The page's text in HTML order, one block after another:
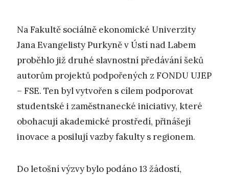
Na Fakultě sociálně ekonomické Univerzity
Jana Evangelisty Purkyně v Ústí nad Labem
proběhlo již druhé slavnostní předávání šeků
autorům projektů podpořených z FONDU UJEP
– FSE. Ten byl vytvořen s cílem podporovat
studentské i zaměstnanecké iniciativy, které
obohacují akademické prostředí, přinášejí
inovace a posilují vazby fakulty s regionem.
Do letošní výzvy bylo podáno 13 žádostí,